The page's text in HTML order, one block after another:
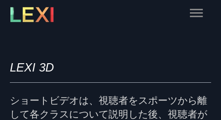
Skip
Main
LEXI 3D
ショートビデオは、視聴者をスポーツから離
して各クラスについて説明した後、視聴者が